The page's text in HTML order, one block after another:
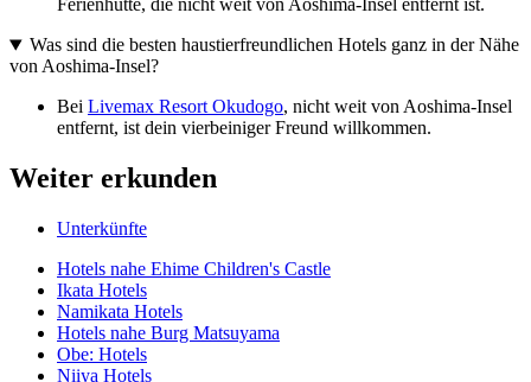
Ferienhütte, die nicht weit von Aoshima-Insel entfernt ist.
Was sind die besten haustierfreundlichen Hotels ganz in der Nähe
von Aoshima-Insel?
Bei Livemax Resort Okudogo, nicht weit von Aoshima-Insel
entfernt, ist dein vierbeiniger Freund willkommen.
Weiter erkunden
Unterkünfte
Hotels nahe Ehime Children's Castle
Ikata Hotels
Namikata Hotels
Hotels nahe Burg Matsuyama
Obe: Hotels
Niiya Hotels